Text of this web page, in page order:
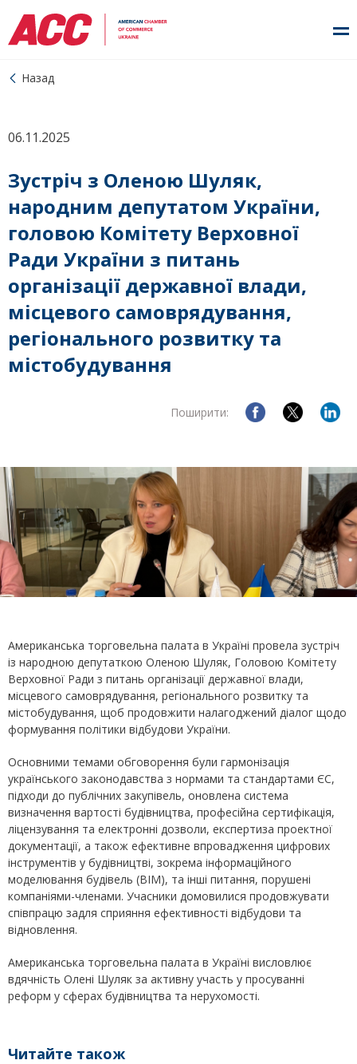
Назад
06.11.2025
Зустріч з Оленою Шуляк,
народним депутатом України,
головою Комітету Верховної
Ради України з питань
організації державної влади,
місцевого самоврядування,
регіонального розвитку та
містобудування
Поширити:
Американська торговельна палата в Україні провела зустріч
із народною депутаткою Оленою Шуляк, Головою Комітету
Верховної Ради з питань організації державної влади,
місцевого самоврядування, регіонального розвитку та
містобудування, щоб продовжити налагоджений діалог щодо
формування політики відбудови України.
Основними темами обговорення були гармонізація
українського законодавства з нормами та стандартами ЄС,
підходи до публічних закупівель, оновлена система
визначення вартості будівництва, професійна сертифікація,
ліцензування та електронні дозволи, експертиза проектної
документації, а також ефективне впровадження цифрових
інструментів у будівництві, зокрема інформаційного
моделювання будівель (BIM), та інші питання, порушені
компаніями-членами. Учасники домовилися продовжувати
співпрацю задля сприяння ефективності відбудови та
відновлення.
Американська торговельна палата в Україні висловлює
вдячність Олені Шуляк за активну участь у просуванні
реформ у сферах будівництва та нерухомості.
Читайте також